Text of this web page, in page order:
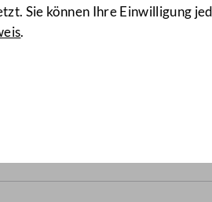
Sie können Ihre Einwilligung
.